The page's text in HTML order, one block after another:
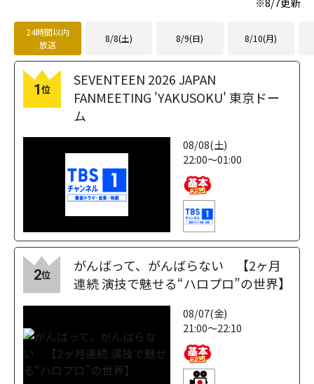
24時間以内
放送
8/8(土) 8/9(日) 8/10(月)
1位
SEVENTEEN 2026 JAPAN
FANMEETING 'YAKUSOKU' 東京ドー
ム
08/08(土)
22:00～01:00
2位
がんばって、がんばらない 【2ヶ月
連続 演技で魅せる“ハロプロ”の世界】
08/07(金)
21:00～22:10